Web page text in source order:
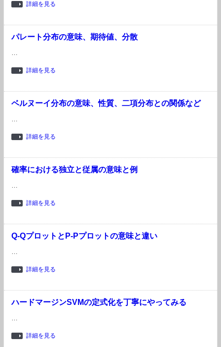
詳細を見る
パレート分布の意味、期待値、分散
…
詳細を見る
ベルヌーイ分布の意味、性質、二項分布との関係など
…
詳細を見る
確率における独立と従属の意味と例
…
詳細を見る
Q-QプロットとP-Pプロットの意味と違い
…
詳細を見る
ハードマージンSVMの定式化を丁寧にやってみる
…
詳細を見る